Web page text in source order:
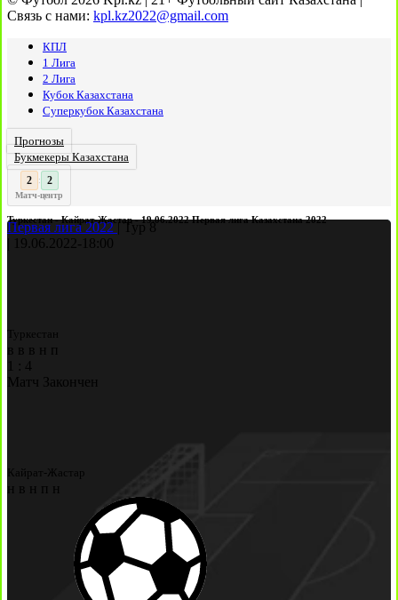
Связь с нами: kpl.kz2022@gmail.com
КПЛ
1 Лига
2 Лига
Кубок Казахстана
Суперкубок Казахстана
Прогнозы
Букмекеры Казахстана
3 : 2
Матч-центр
Туркестан - Кайрат-Жастар - 19.06.2022 Первая лига Казахстана 2022
Первая лига 2022 | Тур 8
19.06.2022- 18:00
Туркестан
в в в н
п
1
4
Матч Закончен
Кайрат-Жастар
н в н п н